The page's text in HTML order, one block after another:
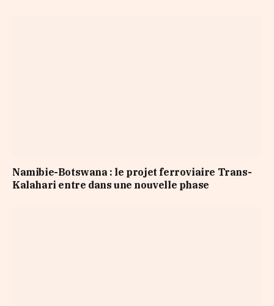
Namibie-Botswana : le projet ferroviaire Trans-
Kalahari entre dans une nouvelle phase